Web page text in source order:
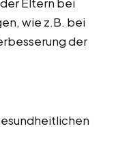
wie z.B. bei
der